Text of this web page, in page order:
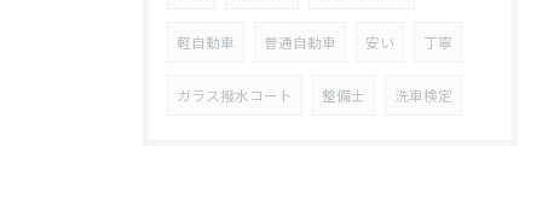
軽自動車 普通自動車 安い 丁寧
ガラス撥水コート 整備士 洗車検定